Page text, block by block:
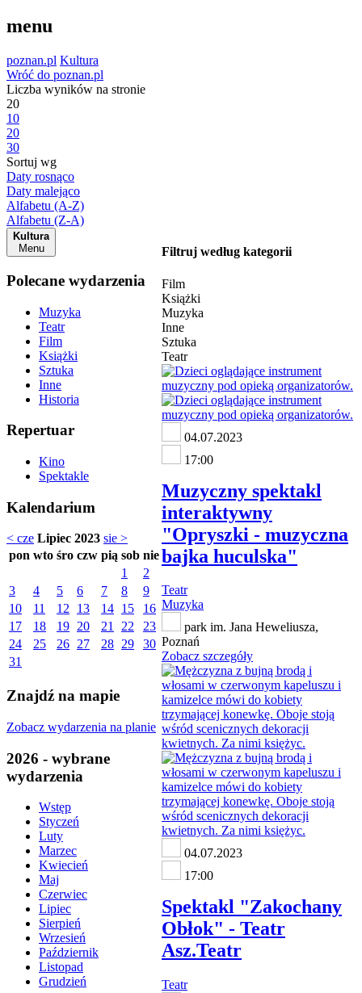
menu
poznan.pl Kultura
Wróć do poznan.pl
Liczba wyników na stronie
20
10
20
30
Sortuj wg
Daty rosnąco
Daty malejąco
Alfabetu (A-Z)
Alfabetu (Z-A)
Kultura
Menu
Polecane wydarzenia
Muzyka
Teatr
Film
Książki
Sztuka
Inne
Historia
Repertuar
Kino
Spektakle
Kalendarium
< cze Lipiec 2023 sie >
pon wto śro czw pią sob nie
1
2
3
4 5 6 7 8
9
10
11 12 13 14 15
16
17
18 19 20 21 22
23
24
25 26 27 28 29
30
31
Znajdź na mapie
Zobacz wydarzenia na planie
2026 - wybrane
wydarzenia
Wstęp
Styczeń
Luty
Marzec
Kwiecień
Maj
Czerwiec
Lipiec
Sierpień
Wrzesień
Październik
Listopad
Grudzień
Filtruj według kategorii
Film
Książki
Muzyka
Inne
Sztuka
Teatr
04.07.2023
17:00
Muzyczny spektakl
interaktywny
"Opryszki - muzyczna
bajka huculska"
Teatr
Muzyka
park im. Jana Heweliusza,
Poznań
Zobacz szczegóły
04.07.2023
17:00
Spektakl "Zakochany
Obłok" - Teatr
Asz.Teatr
Teatr